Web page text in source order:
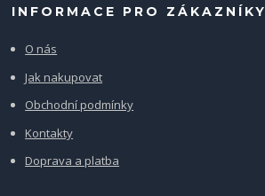
INFORMACE PRO ZÁKAZNÍKY
O nás
Jak nakupovat
Obchodní podmínky
Kontakty
Doprava a platba